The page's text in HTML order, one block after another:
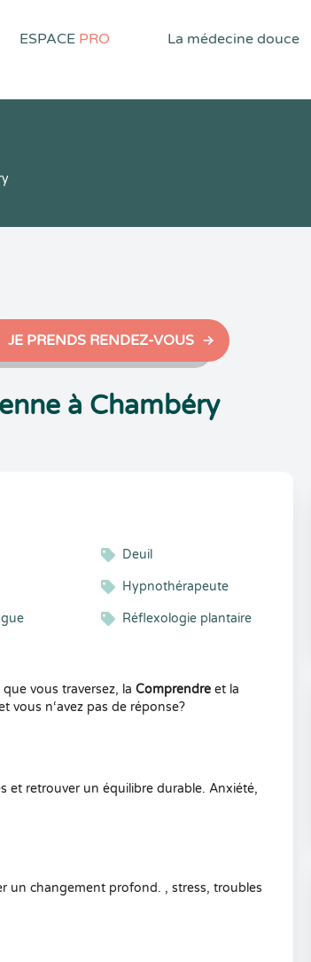
ESPACE PRO La médecine douce
JE PRENDS RENDEZ-VOUS
à Chambéry
Deuil
Hypnothérapeute
Réflexologie plantaire
vous traversez, la Comprendre et la
vous n‘avez pas de réponse?
et retrouver un équilibre durable. Anxiété,
un changement profond. , stress, troubles